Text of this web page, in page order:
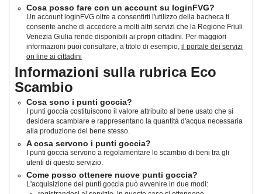
Cosa posso fare con un account su loginFVG?
Un account loginFVG oltre a consentirti l'utilizzo della bacheca ti
consente anche di accedere a molti altri servizi che la Regione Friuli
Venezia Giulia rende disponibili ai propri cittadini. Per maggiori
informazioni puoi consultare, a titolo di esempio, il portale dei servizi
on line ai cittadini
Informazioni sulla rubrica Eco
Scambio
Cosa sono i punti goccia?
I punti goccia costituiscono il valore attribuito al bene usato che si
desidera scambiare e rappresentano la quantità d'acqua necessaria
alla produzione del bene stesso.
A cosa servono i punti goccia?
I punti goccia servono a regolamentare lo scambio di beni tra gli
utenti di questo servizio.
Come posso ottenere nuove punti goccia?
L'acquisizione dei punti goccia può avvenire in due modi: